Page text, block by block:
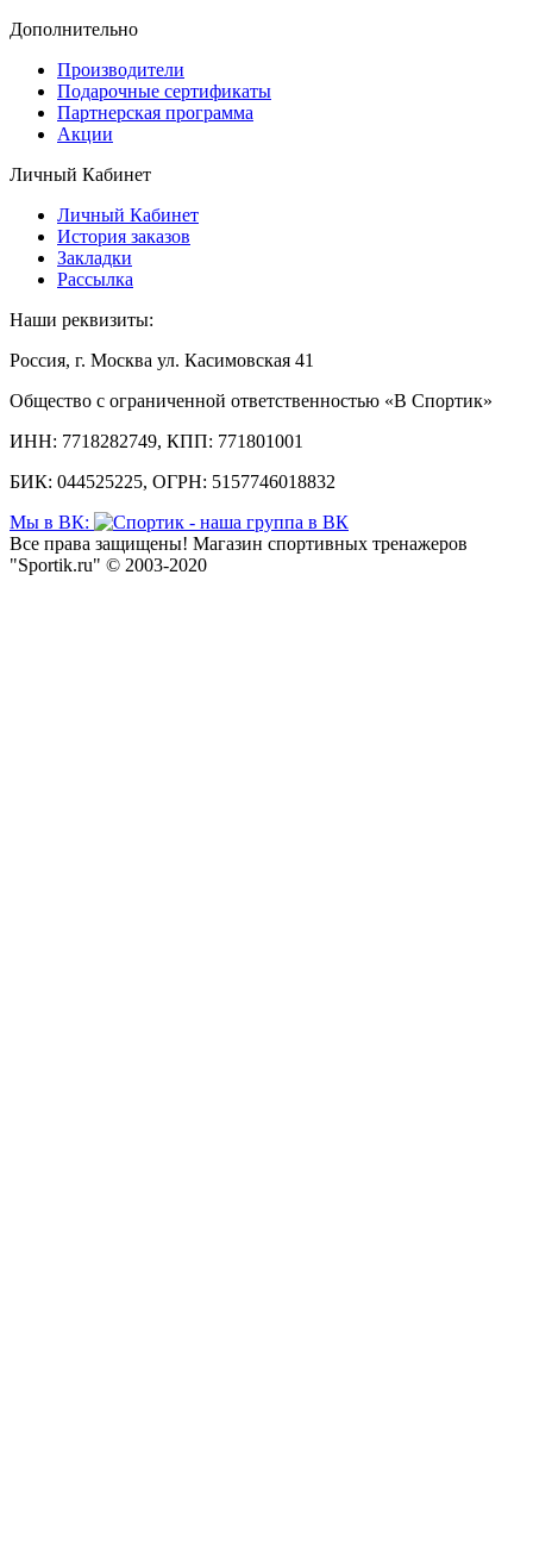
Дополнительно
Производители
Подарочные сертификаты
Партнерская программа
Акции
Личный Кабинет
Личный Кабинет
История заказов
Закладки
Рассылка
Наши реквизиты:
Россия, г. Москва ул. Касимовская 41
Общество с ограниченной ответственностью «В Спортик»
ИНН: 7718282749, КПП: 771801001
БИК: 044525225, ОГРН: 5157746018832
Мы в ВК:
Все права защищены! Магазин спортивных тренажеров
"Sportik.ru" © 2003-2020